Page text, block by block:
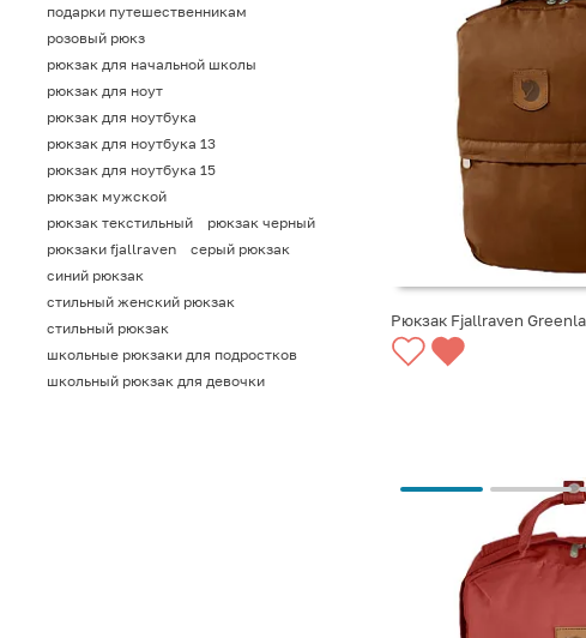
подарки путешественникам
розовый рюкз
рюкзак для начальной школы
рюкзак для ноут
рюкзак для ноутбука
рюкзак для ноутбука 13
рюкзак для ноутбука 15
рюкзак мужской
рюкзак текстильный
рюкзак черный
рюкзаки fjallraven
серый рюкзак
синий рюкзак
стильный женский рюкзак
стильный рюкзак
школьные рюкзаки для подростков
школьный рюкзак для девочки
СООБЩИТЬ О
Рюкзак Fjallraven